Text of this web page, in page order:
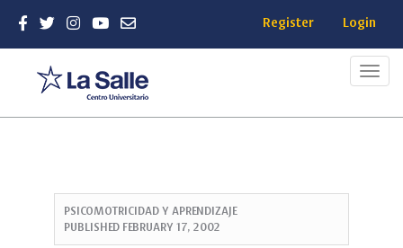
Register Login
PSICOMOTRICIDAD Y APRENDIZAJE
PUBLISHED FEBRUARY 17, 2002